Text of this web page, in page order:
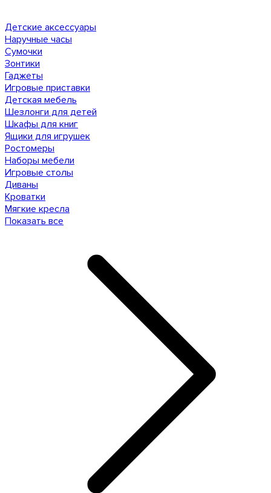
Детские аксессуары
Наручные часы
Сумочки
Зонтики
Гаджеты
Игровые приставки
Детская мебель
Шезлонги для детей
Шкафы для книг
Ящики для игрушек
Ростомеры
Наборы мебели
Игровые столы
Диваны
Кроватки
Мягкие кресла
Показать все